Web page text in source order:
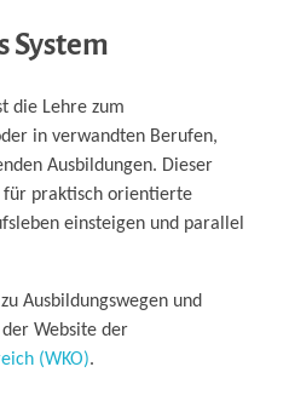
System
die Lehre zum
in verwandten Berufen,
Ausbildungen. Dieser
für praktisch orientierte
einsteigen und parallel
Ausbildungswegen und
Website der
(WKO).